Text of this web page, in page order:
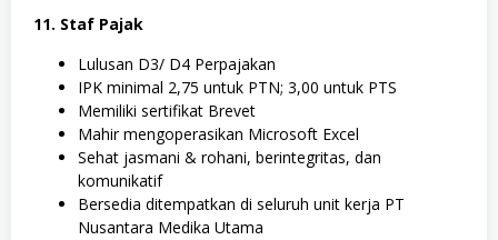
11. Staf Pajak
Lulusan D3/ D4 Perpajakan
IPK minimal 2,75 untuk PTN; 3,00 untuk PTS
Memiliki sertifikat Brevet
Mahir mengoperasikan Microsoft Excel
Sehat jasmani & rohani, berintegritas, dan
komunikatif
Bersedia ditempatkan di seluruh unit kerja PT
Nusantara Medika Utama